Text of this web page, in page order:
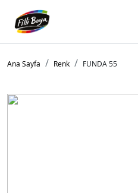
Ana Sayfa Renk FUNDA 55